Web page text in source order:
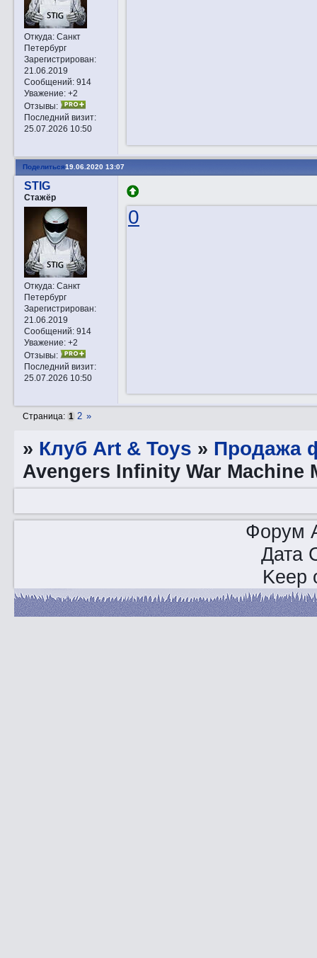
Откуда:Санкт
Петербург
Зарегистрирован:
21.06.2019
Сообщений:914
Уважение: +2
Отзывы:
Последний визит:
25.07.2026 10:50
Поделиться19.06.2020 13:07
STIG
Стажёр
Откуда:Санкт
Петербург
Зарегистрирован:
21.06.2019
Сообщений:914
Уважение: +2
Отзывы:
Последний визит:
25.07.2026 10:50
0
Страница: 1 2 »
» Клуб Art & Toys » Продажа
Avengers Infinity War Machine
Форум
Дата
Keep